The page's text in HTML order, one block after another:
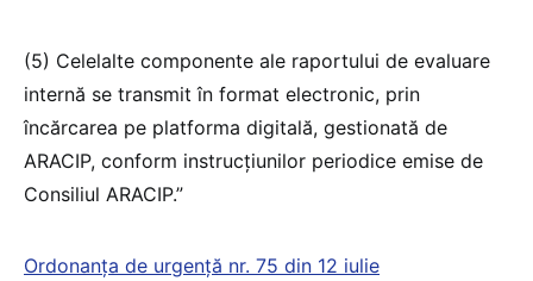
(5) Celelalte componente ale raportului de evaluare
internă se transmit în format electronic, prin
încărcarea pe platforma digitală, gestionată de
ARACIP, conform instrucțiunilor periodice emise de
Consiliul ARACIP.”
Ordonanța de urgență nr. 75 din 12 iulie